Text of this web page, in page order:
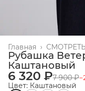
Главная ›
Рубашка
Каштановый
6 320 ₽7 900 ₽−
Цвет: Каштановый